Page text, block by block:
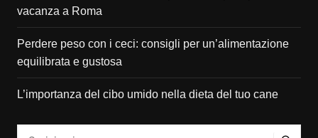
vacanza a Roma
Perdere peso con i ceci: consigli per un’alimentazione
equilibrata e gustosa
L’importanza del cibo umido nella dieta del tuo cane